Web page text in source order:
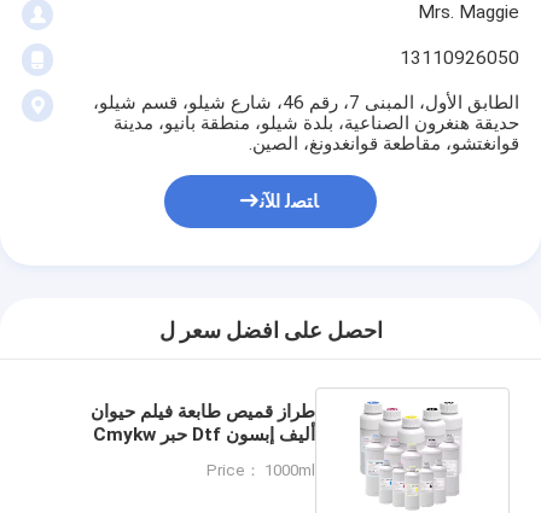
Mrs. Maggie
13110926050
الطابق الأول، المبنى 7، رقم 46، شارع شيلو، قسم شيلو،
حديقة هنغرون الصناعية، بلدة شيلو، منطقة بانيو، مدينة
قوانغتشو، مقاطعة قوانغدونغ، الصين.
ﺎﺘﺼﻟ ﺍﻶﻧ
احصل على افضل سعر ل
طراز قميص طابعة فيلم حيوان
أليف إبسون Dtf حبر Cmykw
Price： 1000ml